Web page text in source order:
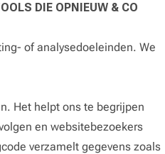
DIE OPNIEUW & CO
of analysedoeleinden. We
Het helpt ons te begrijpen
en websitebezoekers
verzamelt gegevens zoals